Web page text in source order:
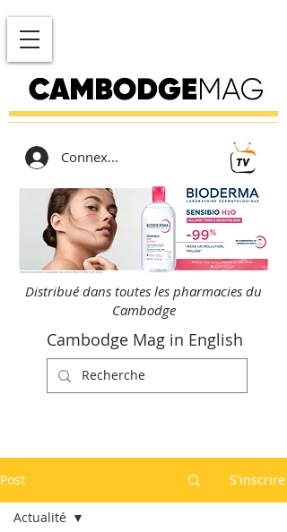
Connexion
Distribué dans toutes les pharmacies du
Cambodge
Cambodge Mag in English
Post S'inscrire
Actualité